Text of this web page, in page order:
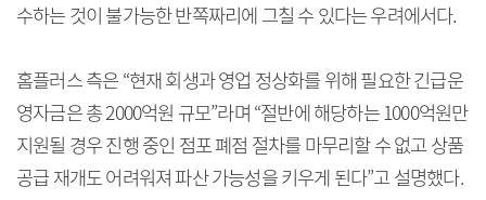
수하는 것이 불가능한 반쪽짜리에 그칠 수 있다는 우려에서다.
홈플러스 측은 “현재 회생과 영업 정상화를 위해 필요한 긴급운
영자금은 총 2000억원 규모”라며 “절반에 해당하는 1000억원만
지원될 경우 진행 중인 점포 폐점 절차를 마무리할 수 없고 상품
공급 재개도 어려워져 파산 가능성을 키우게 된다”고 설명했다.